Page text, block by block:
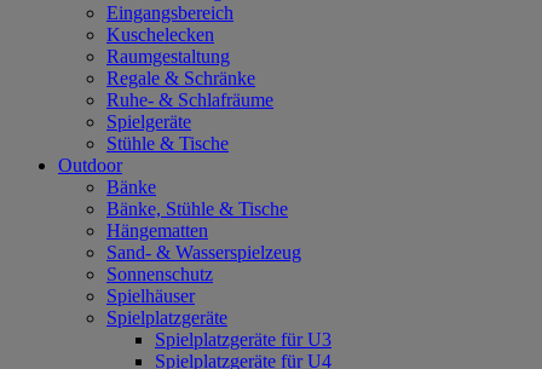
Eingangsbereich
Kuschelecken
Raumgestaltung
Regale & Schränke
Ruhe- & Schlafräume
Spielgeräte
Stühle & Tische
Outdoor
Bänke
Bänke, Stühle & Tische
Hängematten
Sand- & Wasserspielzeug
Sonnenschutz
Spielhäuser
Spielplatzgeräte
Spielplatzgeräte für U3
Spielplatzgeräte für U4